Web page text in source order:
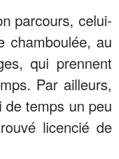
parcours, celui-
chamboulée, au
qui prennent
Par ailleurs,
temps un peu
licencié de